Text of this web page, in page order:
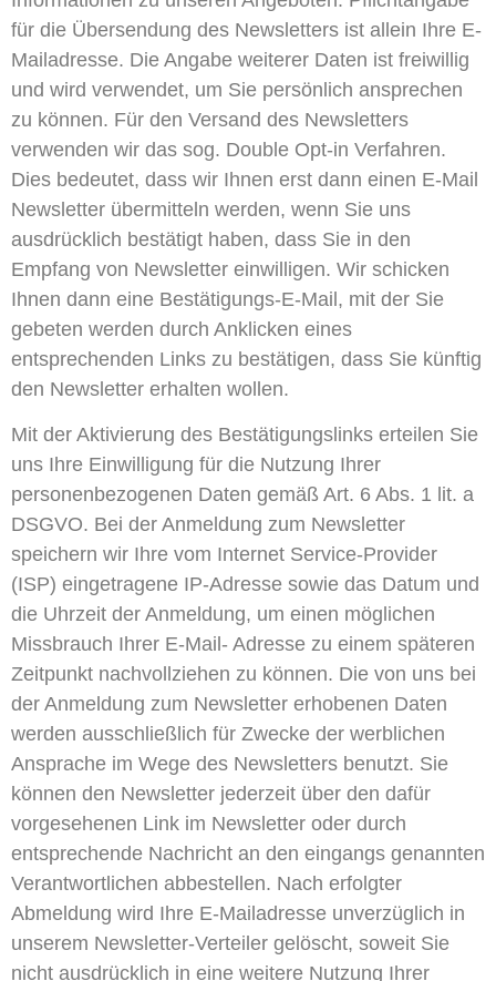
für die Übersendung des Newsletters ist allein Ihre E-
Mailadresse. Die Angabe weiterer Daten ist freiwillig
und wird verwendet, um Sie persönlich ansprechen
zu können. Für den Versand des Newsletters
verwenden wir das sog. Double Opt-in Verfahren.
Dies bedeutet, dass wir Ihnen erst dann einen E-Mail
Newsletter übermitteln werden, wenn Sie uns
ausdrücklich bestätigt haben, dass Sie in den
Empfang von Newsletter einwilligen. Wir schicken
Ihnen dann eine Bestätigungs-E-Mail, mit der Sie
gebeten werden durch Anklicken eines
entsprechenden Links zu bestätigen, dass Sie künftig
den Newsletter erhalten wollen.
Mit der Aktivierung des Bestätigungslinks erteilen Sie
uns Ihre Einwilligung für die Nutzung Ihrer
personenbezogenen Daten gemäß Art. 6 Abs. 1 lit. a
DSGVO. Bei der Anmeldung zum Newsletter
speichern wir Ihre vom Internet Service-Provider
(ISP) eingetragene IP-Adresse sowie das Datum und
die Uhrzeit der Anmeldung, um einen möglichen
Missbrauch Ihrer E-Mail- Adresse zu einem späteren
Zeitpunkt nachvollziehen zu können. Die von uns bei
der Anmeldung zum Newsletter erhobenen Daten
werden ausschließlich für Zwecke der werblichen
Ansprache im Wege des Newsletters benutzt. Sie
können den Newsletter jederzeit über den dafür
vorgesehenen Link im Newsletter oder durch
entsprechende Nachricht an den eingangs genannten
Verantwortlichen abbestellen. Nach erfolgter
Abmeldung wird Ihre E-Mailadresse unverzüglich in
unserem Newsletter-Verteiler gelöscht, soweit Sie
nicht ausdrücklich in eine weitere Nutzung Ihrer